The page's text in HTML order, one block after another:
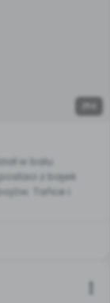
w balu
z bajek
Tańce i